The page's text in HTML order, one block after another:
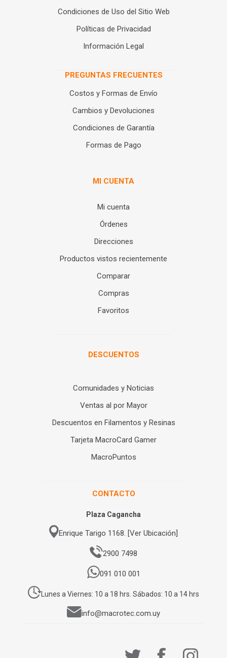
Condiciones de Uso del Sitio Web
Políticas de Privacidad
Información Legal
PREGUNTAS FRECUENTES
Costos y Formas de Envío
Cambios y Devoluciones
Condiciones de Garantía
Formas de Pago
MI CUENTA
Mi cuenta
Órdenes
Direcciones
Productos vistos recientemente
Comparar
Compras
Favoritos
DESCUENTOS
Comunidades y Noticias
Ventas al por Mayor
Descuentos en Filamentos y Resinas
Tarjeta MacroCard Gamer
MacroPuntos
CONTACTO
Plaza Cagancha
Enrique Tarigo 1168. [Ver Ubicación]
2900 7498
091 010 001
Lunes a Viernes: 10 a 18 hrs. Sábados: 10 a 14 hrs
info@macrotec.com.uy